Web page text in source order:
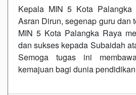
Kepala MIN 5 Kota Palangka
Asran Dirun, segenap guru dan
MIN 5 Kota Palangka Raya
dan sukses kepada Subaidah
Semoga tugas ini
kemajuan bagi dunia